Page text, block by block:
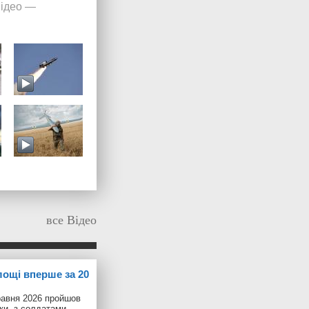
—
все Відео
вперше за 20
2026 пройшов